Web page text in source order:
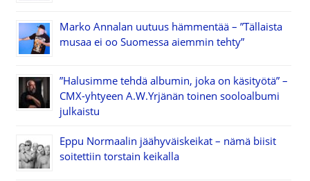
Marko Annalan uutuus hämmentää – ”Tällaista
musaa ei oo Suomessa aiemmin tehty”
”Halusimme tehdä albumin, joka on käsityötä” –
CMX-yhtyeen A.W.Yrjänän toinen sooloalbumi
julkaistu
Eppu Normaalin jäähyväiskeikat – nämä biisit
soitettiin torstain keikalla